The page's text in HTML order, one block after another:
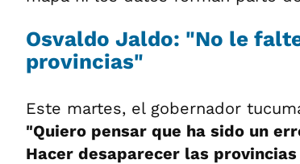
Osvaldo Jaldo: "No le
provincias"
Este martes, el gobernador
"Quiero pensar que ha sido un
Hacer desaparecer las